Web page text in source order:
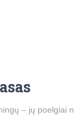
– jų poelgiai